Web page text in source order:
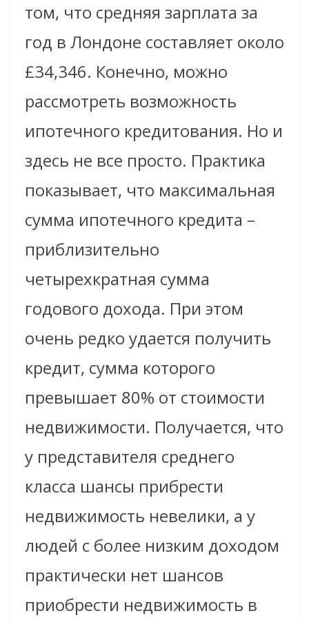
том, что средняя зарплата за
год в Лондоне составляет около
£34,346. Конечно, можно
рассмотреть возможность
ипотечного кредитования. Но и
здесь не все просто. Практика
показывает, что максимальная
сумма ипотечного кредита –
приблизительно
четырехкратная сумма
годового дохода. При этом
очень редко удается получить
кредит, сумма которого
превышает 80% от стоимости
недвижимости. Получается, что
у представителя среднего
класса шансы прибрести
недвижимость невелики, а у
людей с более низким доходом
практически нет шансов
приобрести недвижимость в